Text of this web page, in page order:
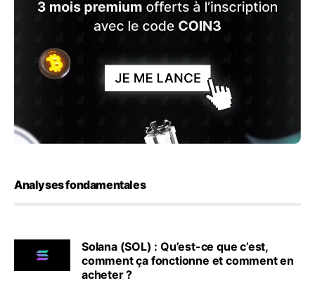
Analyses fondamentales
Solana (SOL) : Qu’est-ce que c’est,
comment ça fonctionne et comment en
acheter ?